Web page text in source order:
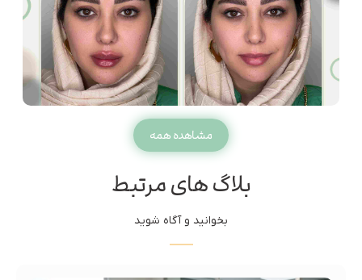
مشاهده همه
بلاگ های مرتبط
بخوانید و آگاه شوید